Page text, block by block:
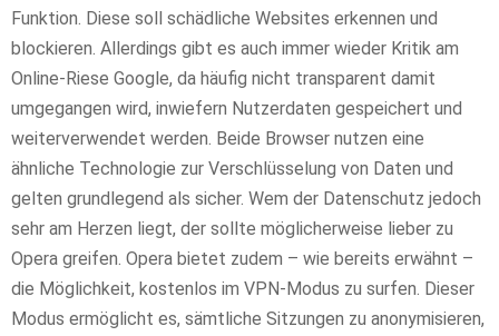
Funktion. Diese soll schädliche Websites erkennen und
blockieren. Allerdings gibt es auch immer wieder Kritik am
Online-Riese Google, da häufig nicht transparent damit
umgegangen wird, inwiefern Nutzerdaten gespeichert und
weiterverwendet werden. Beide Browser nutzen eine
ähnliche Technologie zur Verschlüsselung von Daten und
gelten grundlegend als sicher. Wem der Datenschutz jedoch
sehr am Herzen liegt, der sollte möglicherweise lieber zu
Opera greifen. Opera bietet zudem – wie bereits erwähnt –
die Möglichkeit, kostenlos im VPN-Modus zu surfen. Dieser
Modus ermöglicht es, sämtliche Sitzungen zu anonymisieren,